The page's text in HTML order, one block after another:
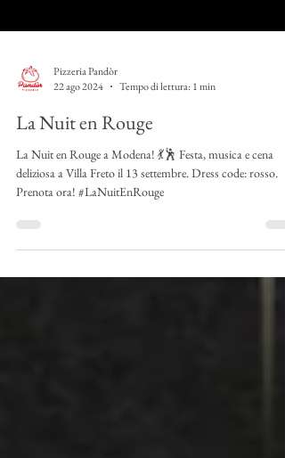
Pizzeria Pandòr
22 ago 2024
Tempo di lettura: 1 min
La Nuit en Rouge
La Nuit en Rouge a Modena! 💃🕺 Festa, musica e cena
deliziosa a Villa Freto il 13 settembre. Dress code: rosso.